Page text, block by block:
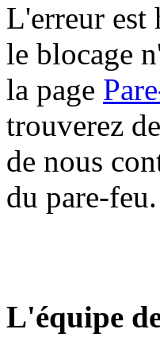
L'erreur est
le blocage
la page
trouverez
de nous
du pare-feu.
L'équipe